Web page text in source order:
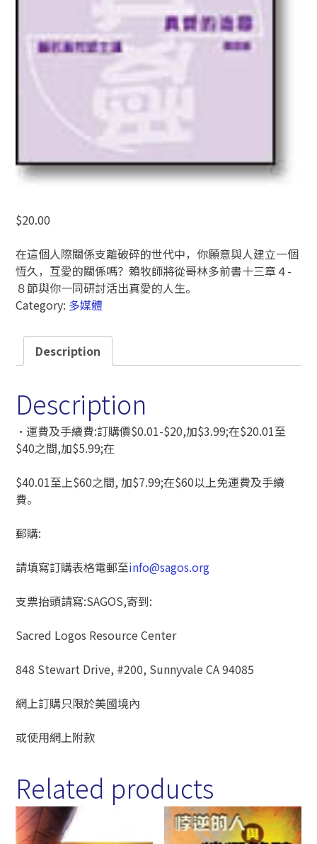
$20.00
在這個人際關係支離破碎的世代中，你願意與人建立一個
恆久，互愛的關係嗎？賴牧師將從哥林多前書十三章４-
８節與你一同研討活出真愛的人生。
Category: 多媒體
Description
Description
‧運費及手續費:訂購價$0.01-$20,加$3.99;在$20.01至
$40之間,加$5.99;在
$40.01至上$60之間, 加$7.99;在$60以上免運費及手續
費。
郵購:
請填寫訂購表格電郵至info@sagos.org
支票抬頭請寫:SAGOS,寄到:
Sacred Logos Resource Center
848 Stewart Drive, #200, Sunnyvale CA 94085
網上訂購只限於美國境內
或使用網上附款
Related products